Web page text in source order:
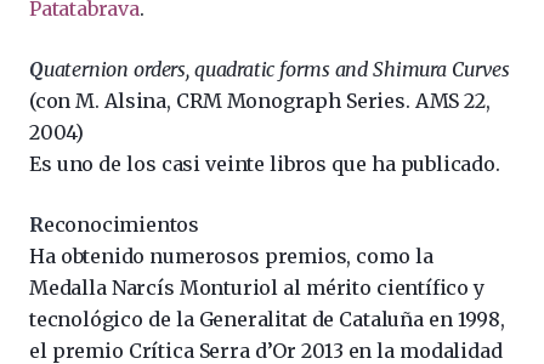
Patatabrava.
Quaternion orders, quadratic forms and Shimura Curves
(con M. Alsina, CRM Monograph Series. AMS 22,
2004)
Es uno de los casi veinte libros que ha publicado.
Reconocimientos
Ha obtenido numerosos premios, como la
Medalla Narcís Monturiol al mérito científico y
tecnológico de la Generalitat de Cataluña en 1998,
el premio Crítica Serra d’Or 2013 en la modalidad